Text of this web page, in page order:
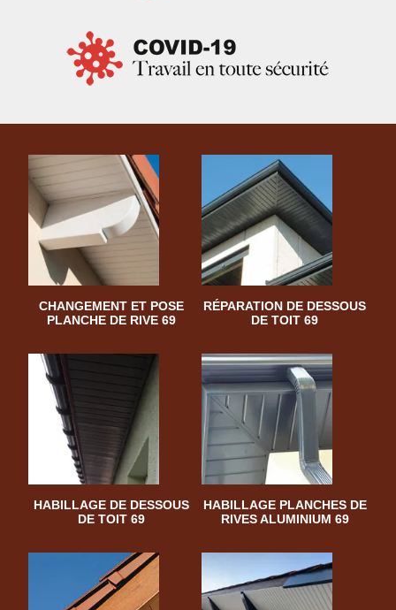
CHANGEMENT ET POSE
PLANCHE DE RIVE 69
RÉPARATION DE DESSOUS
DE TOIT 69
HABILLAGE DE DESSOUS
DE TOIT 69
HABILLAGE PLANCHES DE
RIVES ALUMINIUM 69